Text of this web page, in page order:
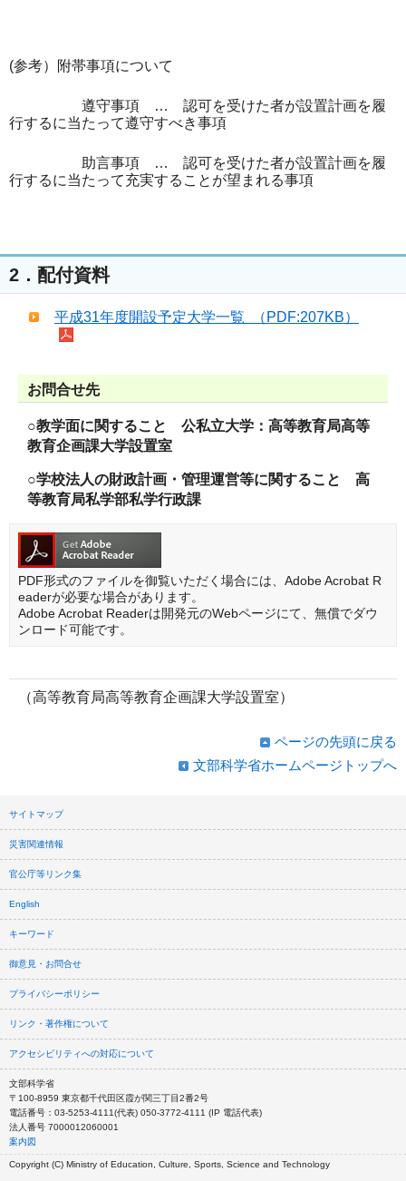
(参考）附帯事項について
遵守事項 … 認可を受けた者が設置計画を履
行するに当たって遵守すべき事項
助言事項 … 認可を受けた者が設置計画を履
行するに当たって充実することが望まれる事項
2．配付資料
平成31年度開設予定大学一覧 （PDF:207KB）
お問合せ先
○教学面に関すること 公私立大学：高等教育局高等
教育企画課大学設置室
○学校法人の財政計画・管理運営等に関すること 高
等教育局私学部私学行政課
PDF形式のファイルを御覧いただく場合には、Adobe Acrobat R
eaderが必要な場合があります。
Adobe Acrobat Readerは開発元のWebページにて、無償でダウ
ンロード可能です。
（高等教育局高等教育企画課大学設置室）
ページの先頭に戻る
文部科学省ホームページトップへ
サイトマップ
災害関連情報
官公庁等リンク集
English
キーワード
御意見・お問合せ
プライバシーポリシー
リンク・著作権について
アクセシビリティへの対応について
文部科学省
〒100-8959 東京都千代田区霞が関三丁目2番2号
電話番号：03-5253-4111(代表) 050-3772-4111 (IP 電話代表)
法人番号 7000012060001
案内図
Copyright (C) Ministry of Education, Culture, Sports, Science and Technology